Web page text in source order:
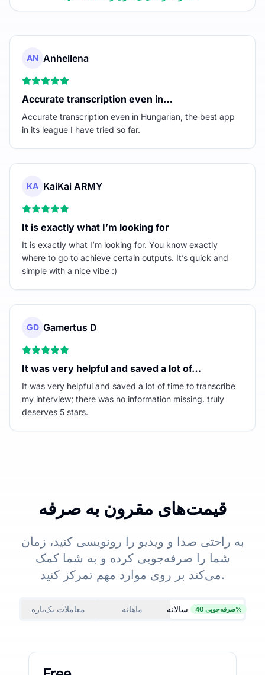
AN Anhellena
Accurate transcription even in…
Accurate transcription even in Hungarian, the best app
in its league I have tried so far.
KA KaiKai ARMY
It is exactly what I’m looking for
It is exactly what I’m looking for. You know exactly
where to go to achieve certain outputs. It’s quick and
simple with a nice vibe :)
GD Gamertus D
It was very helpful and saved a lot of…
It was very helpful and saved a lot of time to transcribe
my interview; there was no information missing. truly
deserves 5 stars.
قیمت‌های مقرون به صرفه
به راحتی صدا و ویدیو را رونویسی کنید، زمان
شما را صرفه‌جویی کرده و به شما کمک
می‌کند بر روی موارد مهم تمرکز کنید.
معاملات یک‌باره ماهانه سالانه صرفه‌جویی 40%